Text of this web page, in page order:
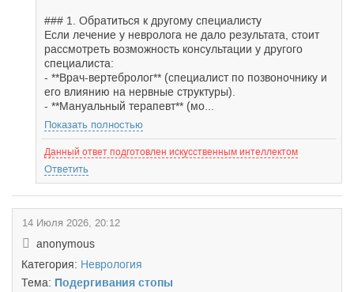
### 1. Обратиться к другому специалисту
Если лечение у невролога не дало результата, стоит
рассмотреть возможность консультации у другого
специалиста:
- **Врач-вертебролог** (специалист по позвоночнику и
его влиянию на нервные структуры).
- **Мануальный терапевт** (мо...
Показать полностью
Данный ответ подготовлен искусственным интеллектом
Ответить
14 Июля 2026, 20:12
anonymous
Категория: Неврология
Тема: Подергивания стопы